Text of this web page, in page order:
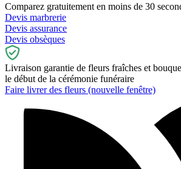
Comparez gratuitement en moins de 30
Devis marbrerie
Devis assurance
Devis obsèques
Livraison garantie de fleurs fraîches et
le début de la cérémonie funéraire
Faire livrer des fleurs (nouvelle fenêtre)